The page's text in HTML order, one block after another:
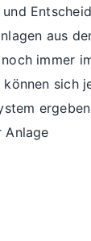
aus
immer
sich
Anlage